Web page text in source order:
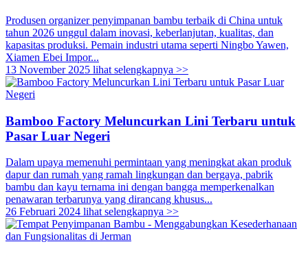
Produsen organizer penyimpanan bambu terbaik di China untuk
tahun 2026 unggul dalam inovasi, keberlanjutan, kualitas, dan
kapasitas produksi. Pemain industri utama seperti Ningbo Yawen,
Xiamen Ebei Impor...
13 November 2025 lihat selengkapnya >>
Bamboo Factory Meluncurkan Lini Terbaru untuk
Pasar Luar Negeri
Dalam upaya memenuhi permintaan yang meningkat akan produk
dapur dan rumah yang ramah lingkungan dan bergaya, pabrik
bambu dan kayu ternama ini dengan bangga memperkenalkan
penawaran terbarunya yang dirancang khusus...
26 Februari 2024 lihat selengkapnya >>